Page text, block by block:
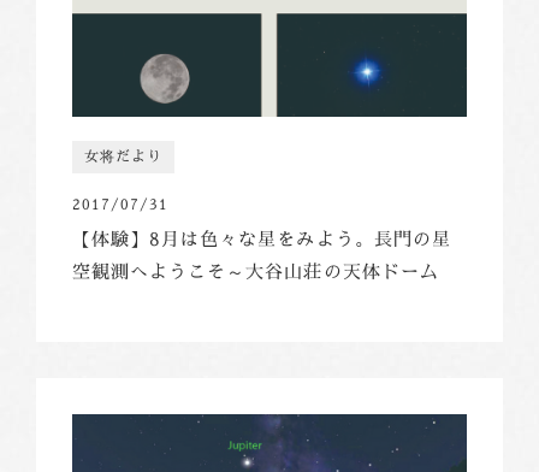
女将だより
2017/07/31
【体験】8月は色々な星をみよう。長門の星
空観測へようこそ～大谷山荘の天体ドーム